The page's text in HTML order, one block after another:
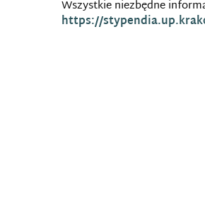
Wszystkie niezbędne
https://